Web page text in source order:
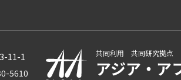
11-1
5610
共同利用 共同研究拠点
アジア・ア